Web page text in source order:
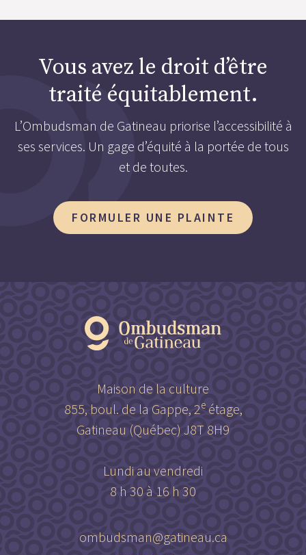
Vous avez le droit d’être
traité équitablement.
L’Ombudsman de Gatineau priorise l’accessibilité à
ses services. Un gage d’équité à la portée de tous
et de toutes.
FORMULER UNE PLAINTE
Maison de la culture
855, boul. de la Gappe, 2eétage,
Gatineau (Québec) J8T 8H9
Lundi au vendredi
8 h 30 à 16 h 30
ombudsman@gatineau.ca